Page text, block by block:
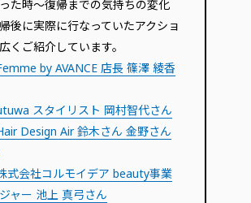
た時〜復帰までの気持ちの変化
後に実際に行なっていたアクショ
くご紹介しています。
by AVANCE 店長 篠澤 綾香
スタイリスト 岡村智代さん
Design Air 鈴木さん 金野さん
式会社コルモイデア beauty事業
ャー 池上 真弓さん